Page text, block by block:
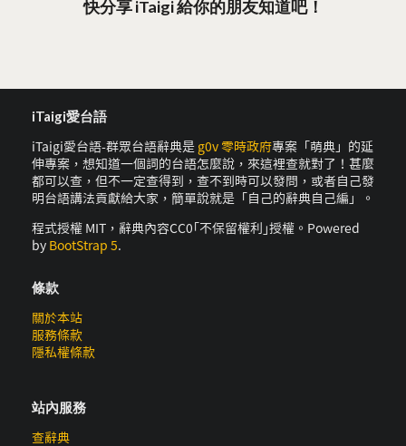
快分享 iTaigi 給你的朋友知道吧！
iTaigi愛台語
iTaigi愛台語-群眾台語辭典是 g0v 零時政府專案「萌典」的延
伸專案，想知道一個詞的台語怎麼說，來這裡查就對了！甚麼
都可以查，但不一定查得到，查不到時可以發問，或者自己發
明台語講法貢獻給大家，簡單說就是「自己的辭典自己編」。
程式授權 MIT，辭典內容CC0｢不保留權利｣授權。Powered
by BootStrap 5.
條款
關於本站
服務條款
隱私權條款
站內服務
查辭典